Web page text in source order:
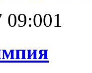
09:001